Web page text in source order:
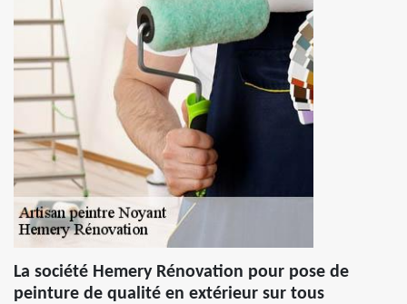
La société Hemery Rénovation pour pose de
peinture de qualité en extérieur sur tous